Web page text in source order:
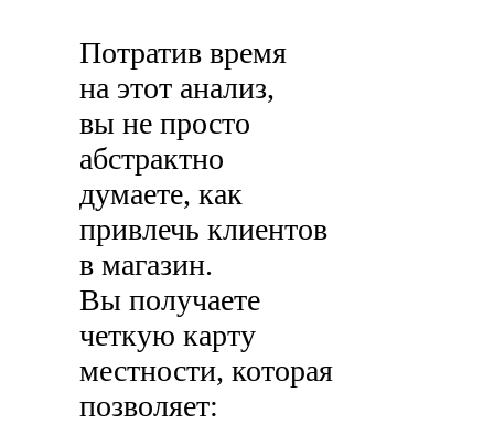
Потратив время
на этот анализ,
вы не просто
абстрактно
думаете, как
привлечь клиентов
в магазин.
Вы получаете
четкую карту
местности, которая
позволяет: